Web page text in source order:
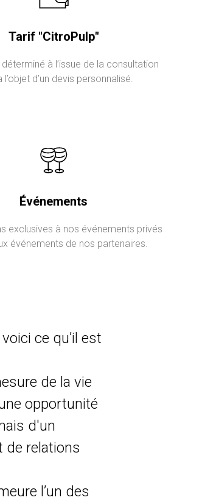
Tarif "CitroPulp"
à l’issue de la consultation
l’objet d’un devis personnalisé.
Événements
exclusives à nos événements privés
événements de nos partenaires.
ce qu’il est
de la vie
opportunité
d'un
de relations
l’un des